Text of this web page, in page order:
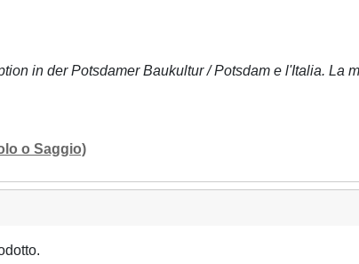
in der Potsdamer Baukultur / Potsdam e l'Italia. La
o Saggio)